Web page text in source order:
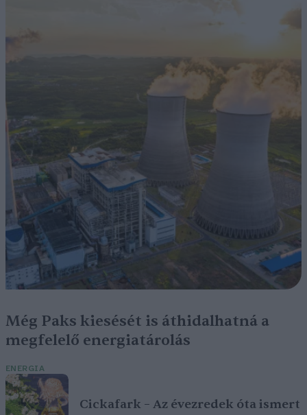
Még Paks kiesését is áthidalhatná a
megfelelő energiatárolás
ENERGIA
Cickafark – Az évezredek óta ismert